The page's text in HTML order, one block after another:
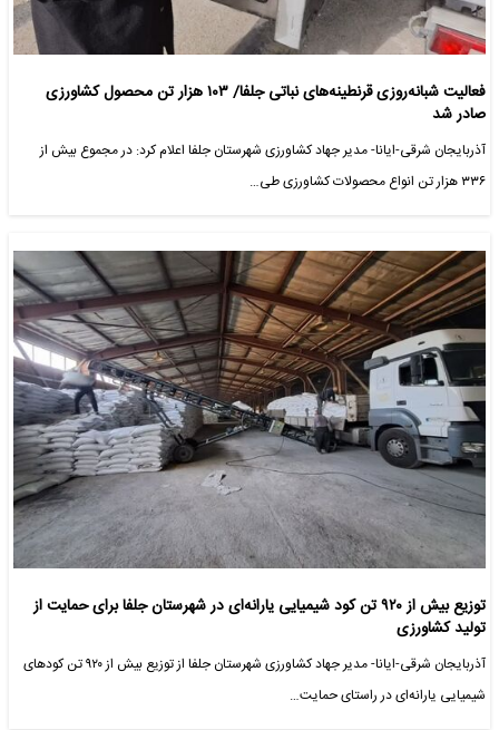
فعالیت شبانه‌روزی قرنطینه‌های نباتی جلفا/ ۱۰۳ هزار تن محصول کشاورزی
صادر شد
آذربایجان شرقی-ایانا- مدیر جهاد کشاورزی شهرستان جلفا اعلام کرد: در مجموع بیش از
۳۳۶ هزار تن انواع محصولات کشاورزی طی…
توزیع بیش از ۹۲۰ تن کود شیمیایی یارانه‌ای در شهرستان جلفا برای حمایت از
تولید کشاورزی
آذربایجان شرقی-ایانا- مدیر جهاد کشاورزی شهرستان جلفا از توزیع بیش از ۹۲۰ تن کودهای
شیمیایی یارانه‌ای در راستای حمایت…